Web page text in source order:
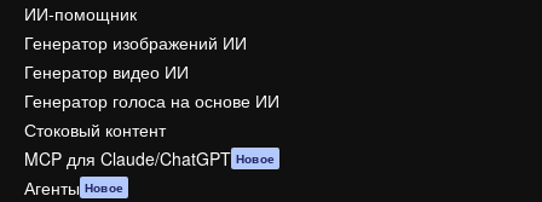
ИИ-помощник
Генератор изображений ИИ
Генератор видео ИИ
Генератор голоса на основе ИИ
Стоковый контент
MCP для Claude/ChatGPT Новое
Агенты Новое